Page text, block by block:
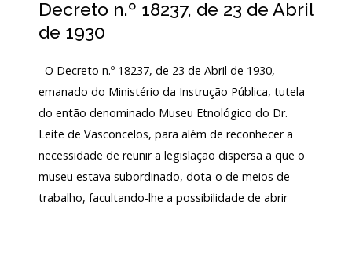
Acordos
e
colaboração
Público
e
voluntariado
Login
Início
Decreto n.º 18237, de 23 de Abril
de 1930
O Decreto n.º 18237, de 23 de Abril de 1930,
emanado do Ministério da Instrução Pública, tutela
do então denominado Museu Etnológico do Dr.
Leite de Vasconcelos, para além de reconhecer a
necessidade de reunir a legislação dispersa a que o
museu estava subordinado, dota-o de meios de
trabalho, facultando-lhe a possibilidade de abrir